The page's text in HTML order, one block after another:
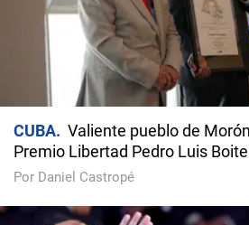
CUBA
Valiente pueblo de
Premio Libertad Pedro Luis
Por Daniel Castropé